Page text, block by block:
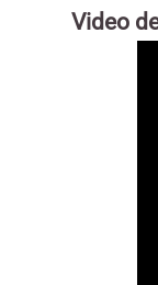
Video